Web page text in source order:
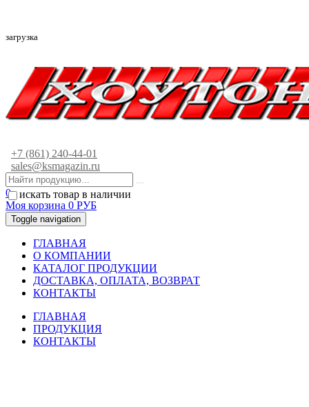
загрузка
+7 (861) 240-44-01
sales@ksmagazin.ru
искать товар в наличии
0
Моя корзина 0 РУБ
Toggle navigation
ГЛАВНАЯ
О КОМПАНИИ
КАТАЛОГ ПРОДУКЦИИ
ДОСТАВКА, ОПЛАТА, ВОЗВРАТ
КОНТАКТЫ
ГЛАВНАЯ
ПРОДУКЦИЯ
КОНТАКТЫ